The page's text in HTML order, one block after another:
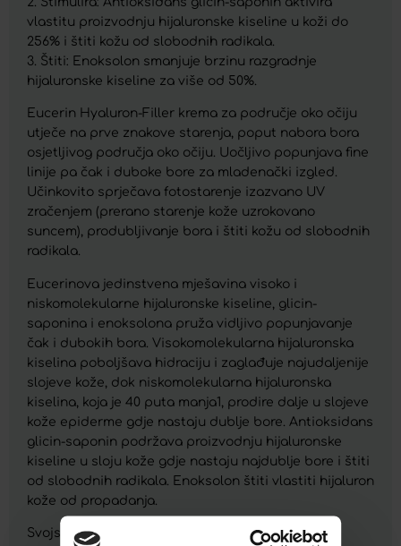
vlastitu proizvodnju hijaluronske kiseline u koži do
256% i štiti kožu od slobodnih radikala.
3. Štiti: Enoksolon smanjuje brzinu razgradnje
hijaluronske kiseline za više od 50%.
Eucerin Hyaluron-Filler krema za područje oko očiju
utječe na prve znakove starenja, poput nabora bora
osjetljivog područja oko očiju. Uočljivo popunjava fine
linije pa čak i duboke bore za mladenački izgled.
Učinkovito sprječava fotostarenje izazvano UV
zračenjem (prerano starenje kože uzrokovano
suncem), produbljivanje bora i štiti kožu od slobodnih
radikala.
Eucerinova jedinstvena mješavina visoko i
niskomolekularne hijaluronske kiseline, glicin-
saponina i enoksolona pruža vidljivo popunjavanje
čak i dubokih bora. Visokomolekularna hijaluronska
kiselina poboljšava hidraciju i zaglađuje najudaljenije
slojeve kože, dok niskomolekularna hijaluronska
kiselina, koja je 40 puta manja1, prodire dalje u slojeve
kože epiderme gdje nastaju dublje bore. Antioksidans
glicin-saponin podržava proizvodnju hijaluronske
kiseline u sloju kože gdje nastaju najdublje bore i štiti
od slobodnih radikala. Enoksolon štiti vlastiti hijaluron
kože od propadanja.
Svojstva: